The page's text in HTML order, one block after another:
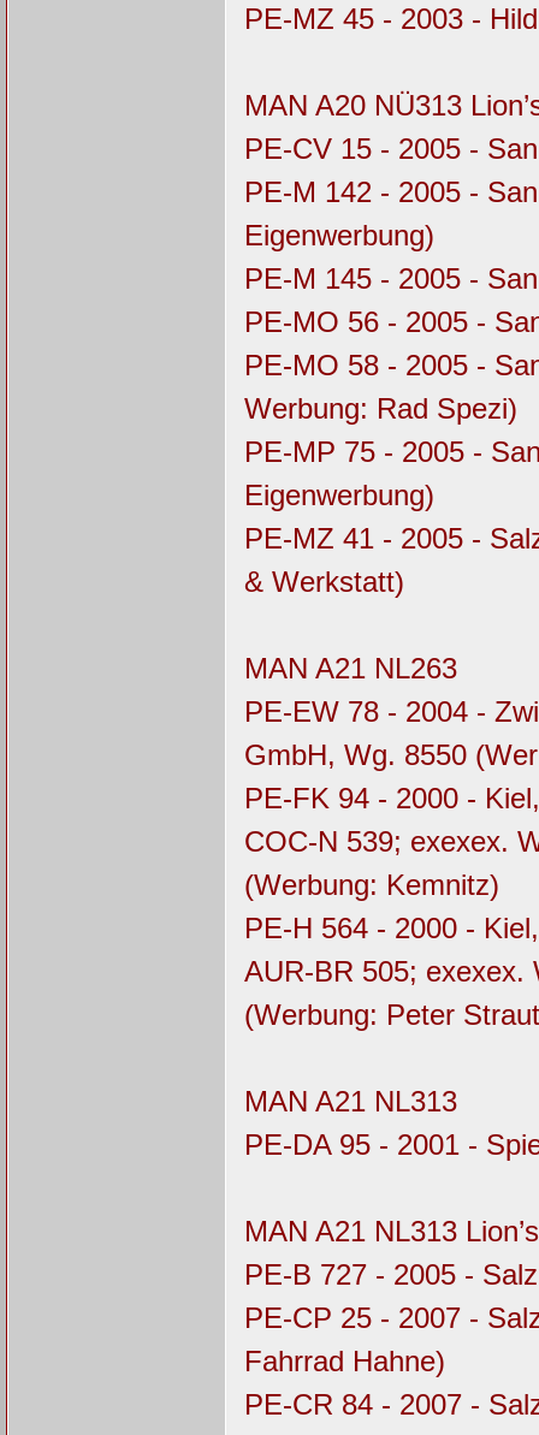
PE-MZ 45 - 2003 -
MAN A20 NÜ313
PE-CV 15 - 2005 -
PE-M 142 - 2005 -
Eigenwerbung)
PE-M 145 - 2005 -
PE-MO 56 - 2005 -
PE-MO 58 - 2005 -
Werbung: Rad Spezi)
PE-MP 75 - 2005 -
Eigenwerbung)
PE-MZ 41 - 2005 -
& Werkstatt)
MAN A21 NL263
PE-EW 78 - 2004 -
GmbH, Wg. 8550
PE-FK 94 - 2000 -
COC-N 539; exexex.
(Werbung: Kemnitz)
PE-H 564 - 2000 -
AUR-BR 505; exexex.
(Werbung: Peter
MAN A21 NL313
PE-DA 95 - 2001 -
MAN A21 NL313
PE-B 727 - 2005 -
PE-CP 25 - 2007 -
Fahrrad Hahne)
PE-CR 84 - 2007 -